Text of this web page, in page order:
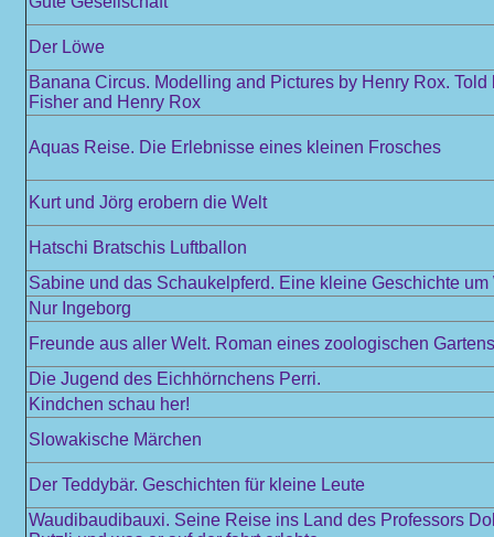
Der Löwe
Banana Circus. Modelling and Pictures by Henry Rox. Told
Fisher and Henry Rox
Aquas Reise. Die Erlebnisse eines kleinen Frosches
Kurt und Jörg erobern die Welt
Hatschi Bratschis Luftballon
Sabine und das Schaukelpferd. Eine kleine Geschichte
Nur Ingeborg
Freunde aus aller Welt. Roman eines zoologischen Gartens
Die Jugend des Eichhörnchens Perri.
Kindchen schau her!
Slowakische Märchen
Der Teddybär. Geschichten für kleine Leute
Waudibaudibauxi. Seine Reise ins Land des Professors